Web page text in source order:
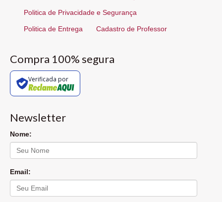
Politica de Privacidade e Segurança
Politica de Entrega Cadastro de Professor
Compra 100% segura
Verificada por
Newsletter
Nome:
Email: